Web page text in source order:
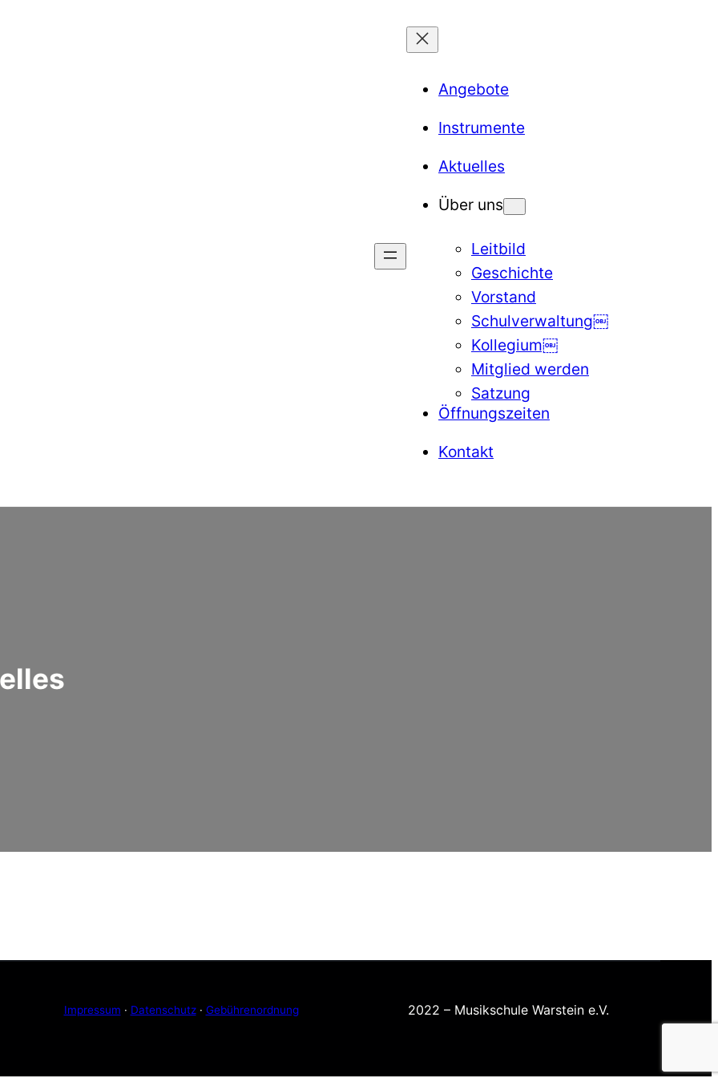
Angebote
Instrumente
Aktuelles
Über uns
Leitbild
Geschichte
Vorstand
Schulverwaltung￼
Kollegium￼
Mitglied werden
Satzung
Öffnungszeiten
Kontakt
Impressum · Datenschutz· Gebührenordnung 2022 – Musikschule Warstein e.V.